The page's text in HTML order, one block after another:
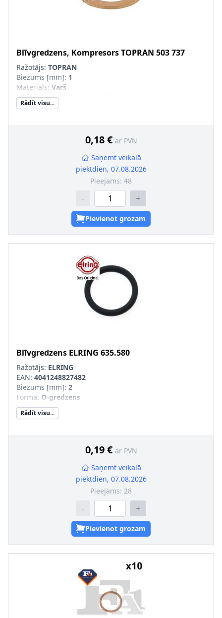
Blīvgredzens, KompresorsTOPRAN 503 737
Ražotājs: TOPRAN
Biezums [mm]: 1
Materiāls: Varš
Iekšējais diametrs [mm]
Ārējais diametrs [mm]
Rādīt visu...
0,18 € ar PVN
Saņemt veikalā
piektdien, 07.08.2026
Pieejams: 48
- +
Pievienot grozam
Blīvgredzens ELRING 635.580
Ražotājs: ELRING
EAN: 4041248827482
Biezums [mm]: 2
Forma: O-gredzens
Materiāls:FPM (Fluor-Kautschuk)
Iekšējais diametrs [mm]
Rādīt visu...
0,19 € ar PVN
Saņemt veikalā
piektdien, 07.08.2026
Pieejams: 28
- +
Pievienot grozam